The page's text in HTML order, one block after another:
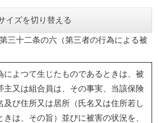
イズを切り替える
三十二条の六（第三者の行為による被
よつて生じたものであるときは、被
主又は組合員は、その事実、当該保険
び住所又は居所（氏名又は住所若し
は、その旨）並びに被害の状況を、